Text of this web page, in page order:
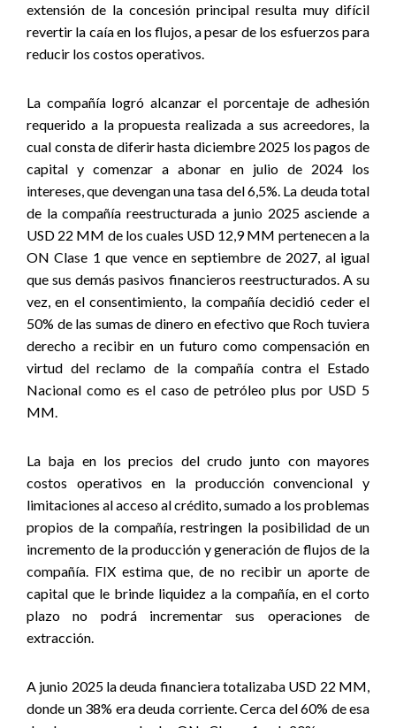
extensión de la concesión principal resulta muy difícil
revertir la caía en los flujos, a pesar de los esfuerzos para
reducir los costos operativos.
La compañía logró alcanzar el porcentaje de adhesión
requerido a la propuesta realizada a sus acreedores, la
cual consta de diferir hasta diciembre 2025 los pagos de
capital y comenzar a abonar en julio de 2024 los
intereses, que devengan una tasa del 6,5%. La deuda total
de la compañía reestructurada a junio 2025 asciende a
USD 22 MM de los cuales USD 12,9 MM pertenecen a la
ON Clase 1 que vence en septiembre de 2027, al igual
que sus demás pasivos financieros reestructurados. A su
vez, en el consentimiento, la compañía decidió ceder el
50% de las sumas de dinero en efectivo que Roch tuviera
derecho a recibir en un futuro como compensación en
virtud del reclamo de la compañía contra el Estado
Nacional como es el caso de petróleo plus por USD 5
MM.
La baja en los precios del crudo junto con mayores
costos operativos en la producción convencional y
limitaciones al acceso al crédito, sumado a los problemas
propios de la compañía, restringen la posibilidad de un
incremento de la producción y generación de flujos de la
compañía. FIX estima que, de no recibir un aporte de
capital que le brinde liquidez a la compañía, en el corto
plazo no podrá incrementar sus operaciones de
extracción.
A junio 2025 la deuda financiera totalizaba USD 22 MM,
donde un 38% era deuda corriente. Cerca del 60% de esa